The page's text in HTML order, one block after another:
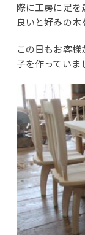
際に工房に足を
良いと好みの木
この日もお客
子を作っていま